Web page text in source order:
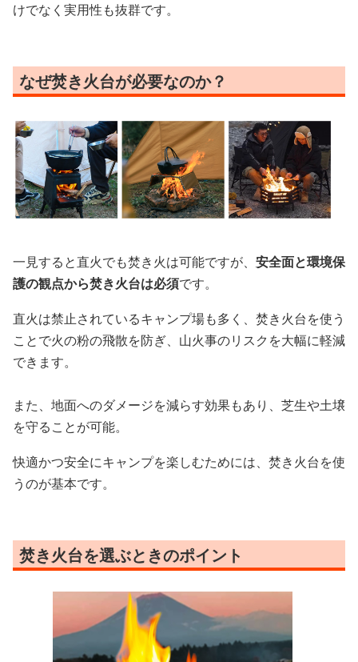
けでなく実用性も抜群です。
なぜ焚き火台が必要なのか？
一見すると直火でも焚き火は可能ですが、 安全面と環境保
護の観点から焚き火台は必須です。
直火は禁止されているキャンプ場も多く、焚き火台を使う
ことで火の粉の飛散を防ぎ、山火事のリスクを大幅に軽減
できます。
また、地面へのダメージを減らす効果もあり、芝生や土壌
を守ることが可能。
快適かつ安全にキャンプを楽しむためには、焚き火台を使
うのが基本です。
焚き火台を選ぶときのポイント